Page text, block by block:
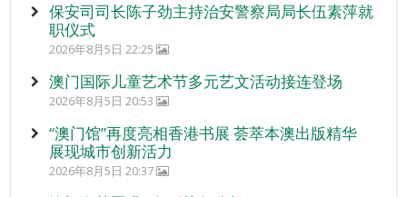
保安司司长陈子劲主持治安警察局局长伍素萍就
职仪式
2026年8月5日 22:25
澳门国际儿童艺术节多元艺文活动接连登场
2026年8月5日 20:53
“澳门馆”再度亮相香港书展 荟萃本澳出版精华
展现城市创新活力
2026年8月5日 20:37